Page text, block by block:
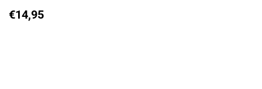
€14,95